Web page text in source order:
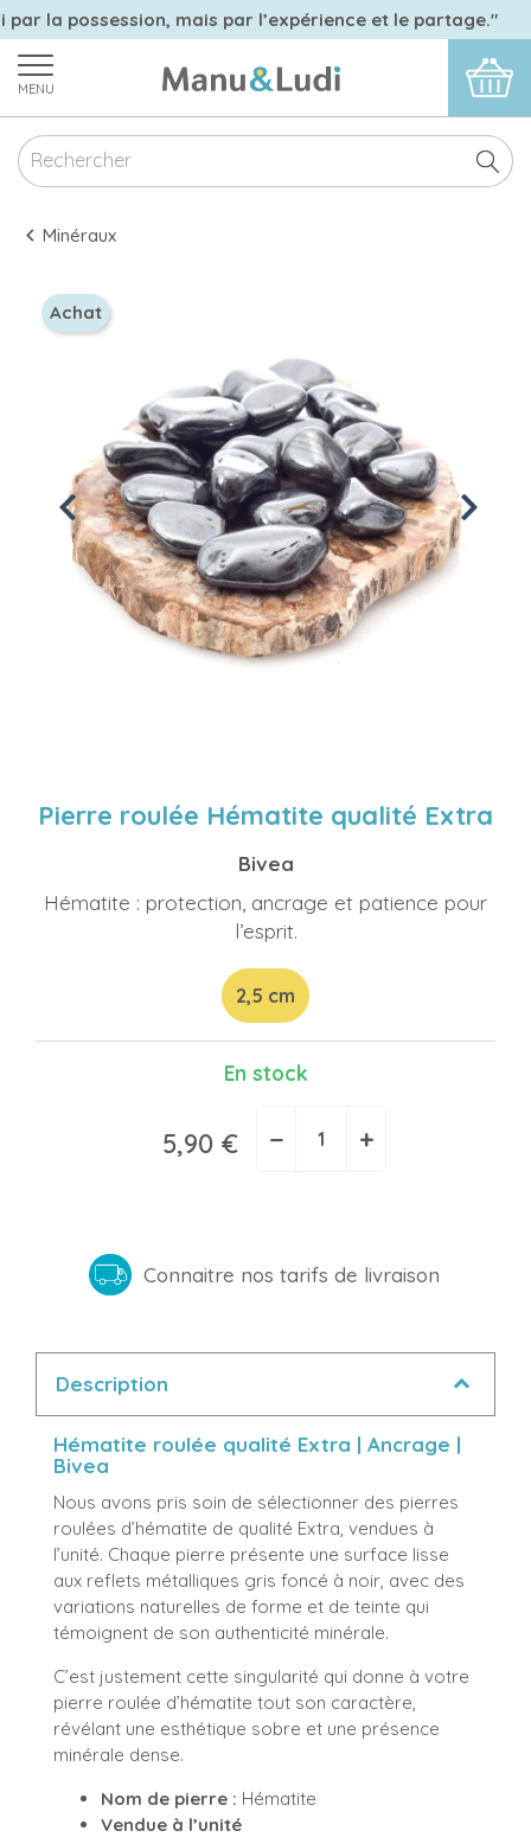
la possession, mais par l’expérience et le partage."
MENU
Minéraux
Achat
Previous Next
Pierre roulée Hématite qualité Extra
Bivea
Hématite : protection, ancrage et patience pour
l’esprit.
2,5 cm
En stock
5,90 € − +
Connaitre nos tarifs de livraison
Description
Hématite roulée qualité Extra | Ancrage |
Bivea
Nous avons pris soin de sélectionner des pierres
roulées d’hématite de qualité Extra, vendues à
l’unité. Chaque pierre présente une surface lisse
aux reflets métalliques gris foncé à noir, avec des
variations naturelles de forme et de teinte qui
témoignent de son authenticité minérale.
C’est justement cette singularité qui donne à votre
pierre roulée d’hématite tout son caractère,
révélant une esthétique sobre et une présence
minérale dense.
Nom de pierre : Hématite
Vendue à l’unité